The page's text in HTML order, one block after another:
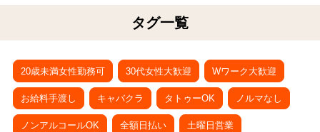
タグ一覧
20歳未満女性勤務可 30代女性大歓迎 Wワーク大歓迎
お給料手渡し キャバクラ タトゥーOK ノルマなし
ノンアルコールOK 全額日払い 土曜日営業